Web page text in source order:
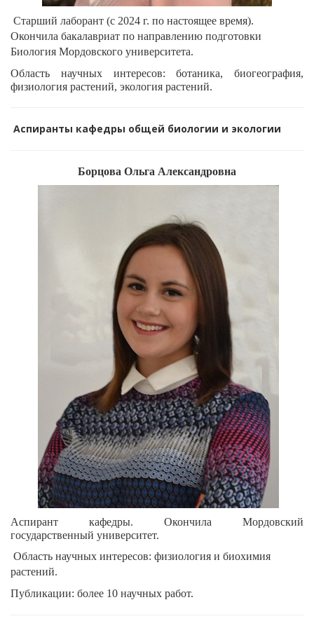
Старший лаборант (с 2024 г. по настоящее время).
Окончила бакалавриат по направлению подготовки
Биология Мордовского университета.
Область научных интересов: ботаника, биогеография,
физиология растений, экология растений.
Аспиранты кафедры общей биологии и экологии
Борцова Ольга Александровна
Аспирант кафедры. Окончила Мордовский
государственный университет.
Область научных интересов: физиология и биохимия
растений.
Публикации: более 10 научных работ.